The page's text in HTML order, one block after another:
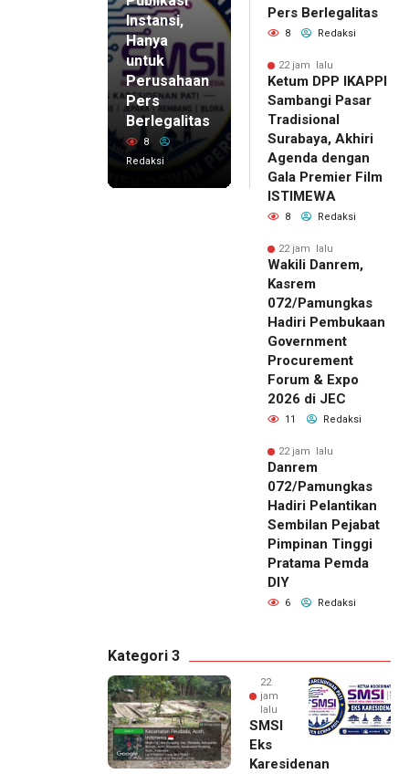
Instansi,
Hanya
untuk
Perusahaan
Pers
Berlegalitas
8
Redaksi
Pers Berlegalitas
8 Redaksi
22 jam lalu
Ketum DPP IKAPPI
Sambangi Pasar
Tradisional
Surabaya, Akhiri
Agenda dengan
Gala Premier Film
ISTIMEWA
8 Redaksi
22 jam lalu
Wakili Danrem,
Kasrem
072/Pamungkas
Hadiri Pembukaan
Government
Procurement
Forum & Expo
2026 di JEC
11 Redaksi
22 jam lalu
Danrem
072/Pamungkas
Hadiri Pelantikan
Sembilan Pejabat
Pimpinan Tinggi
Pratama Pemda
DIY
6 Redaksi
Kategori 3
22
jam
lalu
SMSI
Eks
Karesidenan